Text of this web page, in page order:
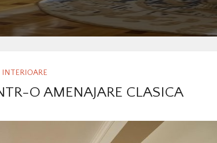
INTERIOARE
O AMENAJARE CLASICA